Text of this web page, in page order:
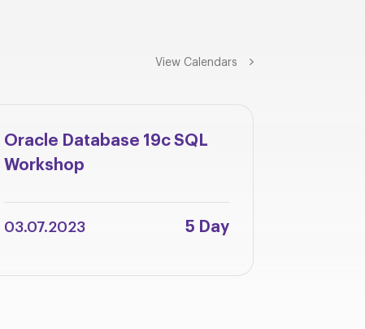
View Calendars
Oracle Database 19c SQL
Workshop
03.07.2023 5 Day